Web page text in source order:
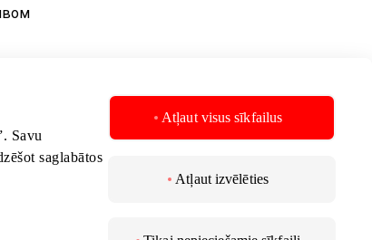
Savu
saglabātos
Atļaut visus sīkfailus
Atļaut izvēlēties